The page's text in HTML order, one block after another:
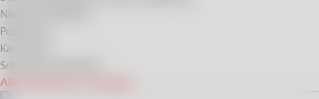
Niederen Beskiden
Podlachien
Kaschubei
Schlesische Beskiden
Alle Reiseideen anzeigen